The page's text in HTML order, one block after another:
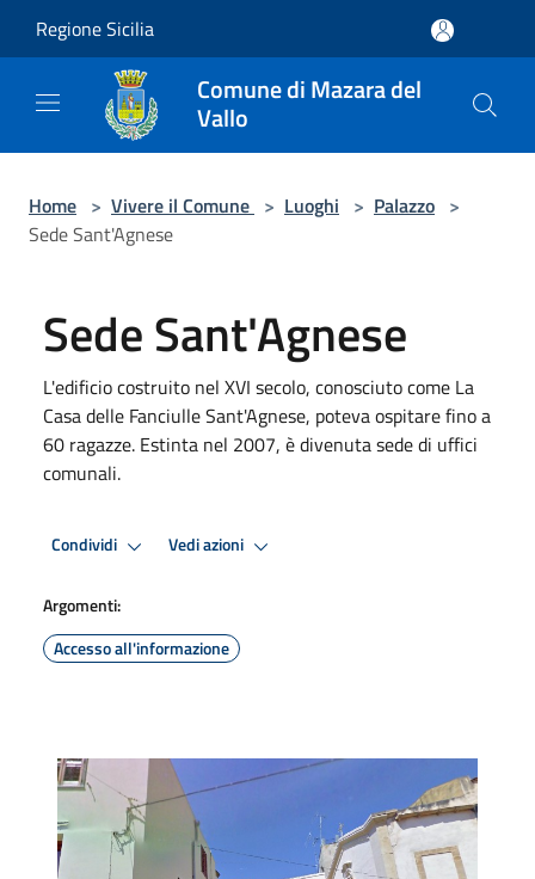
Regione Sicilia
Comune di Mazara del
Vallo
Home > Vivere il Comune > Luoghi > Palazzo >
Sede Sant'Agnese
Sede Sant'Agnese
L'edificio costruito nel XVI secolo, conosciuto come La
Casa delle Fanciulle Sant'Agnese, poteva ospitare fino a
60 ragazze. Estinta nel 2007, è divenuta sede di uffici
comunali.
Condividi Vedi azioni
Argomenti:
Accesso all'informazione